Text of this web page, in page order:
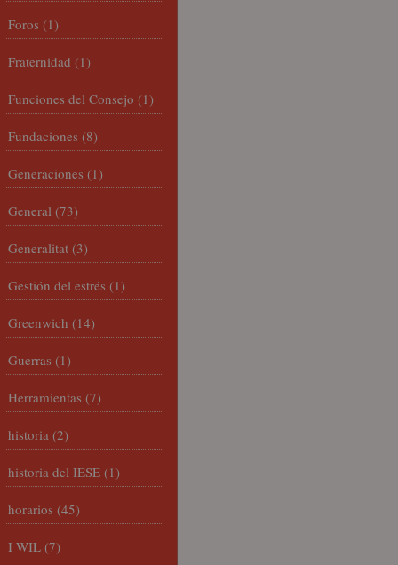
Foros (1)
Fraternidad (1)
Funciones del Consejo (1)
Fundaciones (8)
Generaciones (1)
General (73)
Generalitat (3)
Gestión del estrés (1)
Greenwich (14)
Guerras (1)
Herramientas (7)
historia (2)
historia del IESE (1)
horarios (45)
I WIL (7)